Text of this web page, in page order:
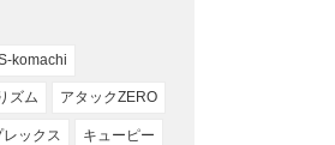
komachi
ズム アタックZERO
レックス キューピー